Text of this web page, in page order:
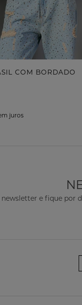
COM BORDADO
juros
newsletter e fique por